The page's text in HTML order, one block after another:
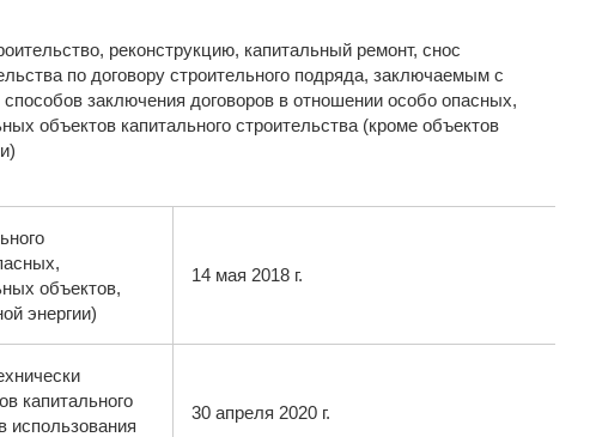
реконструкцию, капитальный ремонт, снос
по договору строительного подряда, заключаемым с
заключения договоров в отношении особо опасных,
объектов капитального строительства (кроме объектов
объектов,
энергии)
14 мая 2018 г.
капитального
использования
30 апреля 2020 г.